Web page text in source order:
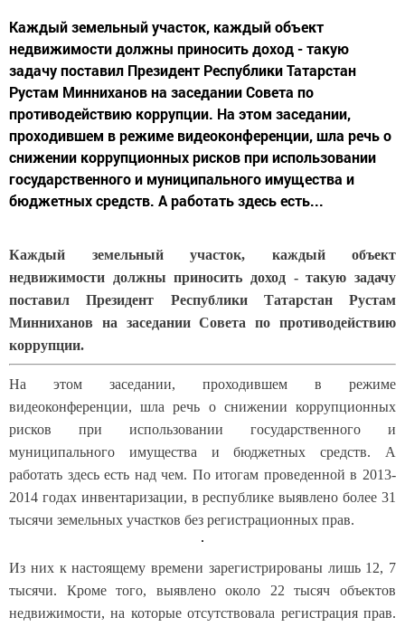
Каждый земельный участок, каждый объект
недвижимости должны приносить доход - такую
задачу поставил Президент Республики Татарстан
Рустам Минниханов на заседании Совета по
противодействию коррупции. На этом заседании,
проходившем в режиме видеоконференции, шла речь о
снижении коррупционных рисков при использовании
государственного и муниципального имущества и
бюджетных средств. А работать здесь есть...
Каждый земельный участок, каждый объект
недвижимости должны приносить доход - такую задачу
поставил Президент Республики Татарстан Рустам
Минниханов на заседании Совета по противодействию
коррупции.
На этом заседании, проходившем в режиме
видеоконференции, шла речь о снижении коррупционных
рисков при использовании государственного и
муниципального имущества и бюджетных средств. А
работать здесь есть над чем. По итогам проведенной в 2013-
2014 годах инвентаризации, в республике выявлено более 31
тысячи земельных участков без регистрационных прав.
Из них к настоящему времени зарегистрированы лишь 12, 7
тысячи. Кроме того, выявлено около 22 тысяч объектов
недвижимости, на которые отсутствовала регистрация прав.